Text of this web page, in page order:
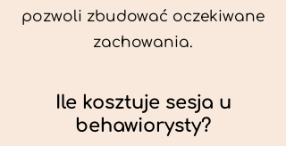
pozwoli zbudować oczekiwane
zachowania.
Ile kosztuje sesja u
behawiorysty?